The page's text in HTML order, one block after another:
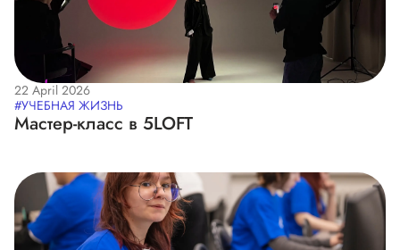
22 April 2026
#УЧЕБНАЯ ЖИЗНЬ
Мастер-класс в 5LOFT